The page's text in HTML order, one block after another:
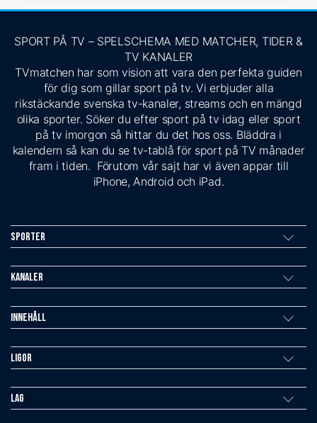
SPORT PÅ TV – SPELSCHEMA MED MATCHER, TIDER &
TV KANALER
TVmatchen har som vision att vara den perfekta guiden
för dig som gillar sport på tv. Vi erbjuder alla
rikstäckande svenska tv-kanaler, streams och en mängd
olika sporter. Söker du efter sport på tv idag eller sport
på tv imorgon så hittar du det hos oss. Bläddra i
kalendern så kan du se tv-tablå för sport på TV månader
fram i tiden. Förutom vår sajt har vi även appar till
iPhone, Android och iPad.
Sporter
Kanaler
Innehåll
Ligor
Lag